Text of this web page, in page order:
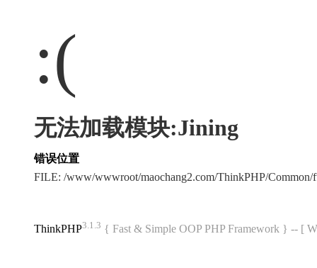
:(
无法加载模块:Jining
错误位置
FILE: /www/wwwroot/maochang2.com/ThinkPHP/
ThinkPHP3.1.3 { Fast & Simple OOP PHP Framework } -- [